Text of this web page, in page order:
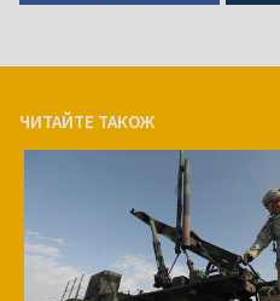
ЧИТАЙТЕ ТАКОЖ